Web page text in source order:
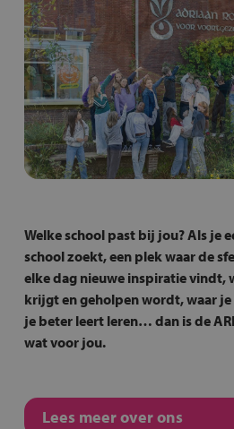
Welke school past bij jou? Als je
school zoekt, een plek waar de
elke dag nieuwe inspiratie vindt,
krijgt en geholpen wordt, waar
je beter leert leren… dan is de
wat voor jou.
Lees meer over ons